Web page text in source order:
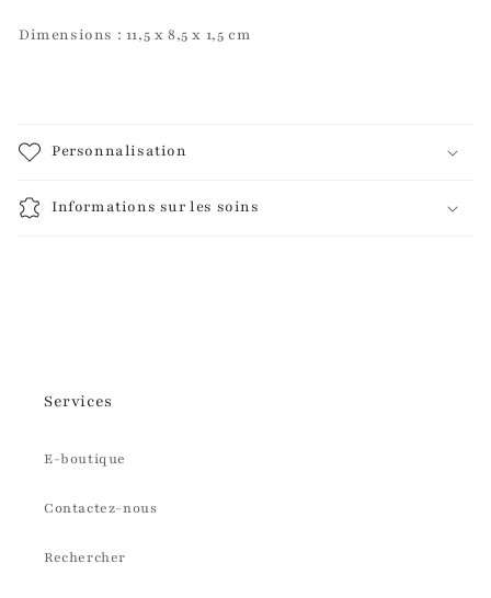
Dimensions : 11,5 x 8,5 x 1,5 cm
Personnalisation
Informations sur les soins
Services
E-boutique
Contactez-nous
Rechercher